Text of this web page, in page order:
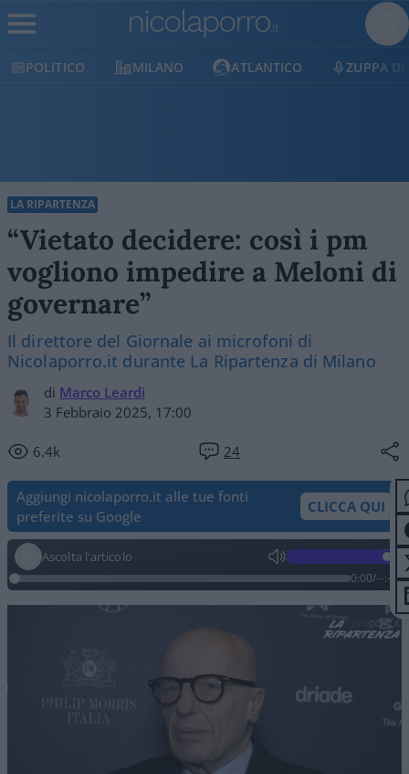
MILANO ATLANTICO ZUPPA DI
LA RIPARTENZA
“Vietato decidere: così i pm
vogliono impedire a Meloni di
governare”
Il direttore del Giornale ai microfoni di
Nicolaporro.it durante La Ripartenza di Milano
di Marco Leardi
3 Febbraio 2025, 17:00
6.4k 24
Aggiungi nicolaporro.it alle tue fonti
preferite su Google
CLICCA QUI
Ascolta l'articolo
0:00/--:--